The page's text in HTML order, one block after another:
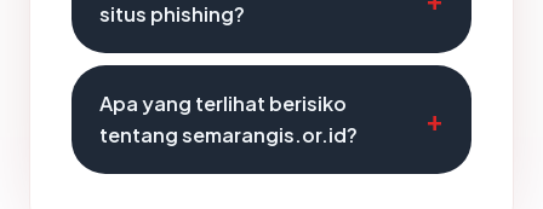
situs phishing?
Apa yang terlihat berisiko
tentang semarangis.or.id?